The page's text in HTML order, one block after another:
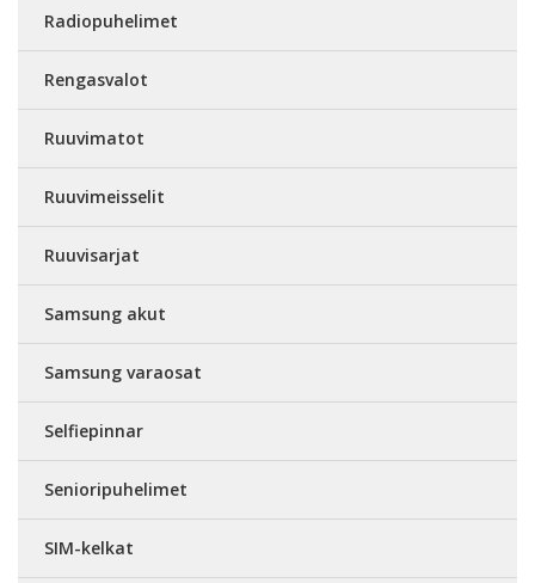
Radiopuhelimet
Rengasvalot
Ruuvimatot
Ruuvimeisselit
Ruuvisarjat
Samsung akut
Samsung varaosat
Selfiepinnar
Senioripuhelimet
SIM-kelkat